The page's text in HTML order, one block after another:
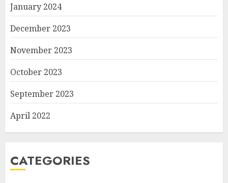
January 2024
December 2023
November 2023
October 2023
September 2023
April 2022
CATEGORIES